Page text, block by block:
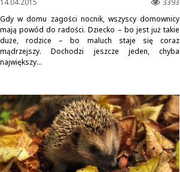
3393
14.04.2015
Gdy w domu zagości nocnik, wszyscy domownicy
mają powód do radości. Dziecko – bo jest już takie
duże, rodzice – bo maluch staje się coraz
mądrzejszy. Dochodzi jeszcze jeden, chyba
największy...